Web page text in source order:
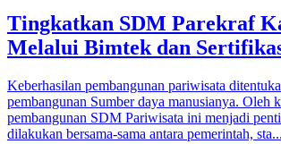
Tingkatkan SDM Parekraf
Melalui Bimtek dan
Keberhasilan pembangunan pariwisata
pembangunan Sumber daya manusianya. Oleh
pembangunan SDM Pariwisata ini menjadi
dilakukan bersama-sama antara pemerintah, sta...